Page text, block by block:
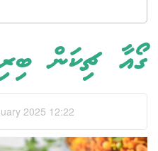
ގޯއާ ޗިކަން
2025 12:22